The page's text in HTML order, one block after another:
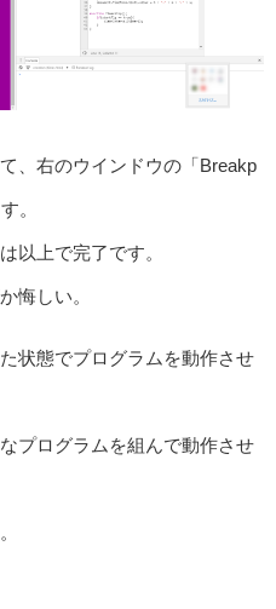
、右のウインドウの「Breakp
。
以上で完了です。
悔しい。
状態でプログラムを動作させ
プログラムを組んで動作させ